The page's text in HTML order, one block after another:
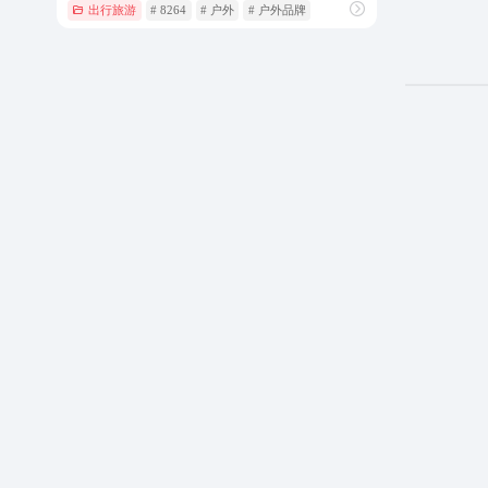
出行旅游 # 8264 # 户外 # 户外品牌